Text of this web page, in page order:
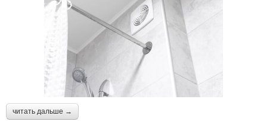
читать дальше →